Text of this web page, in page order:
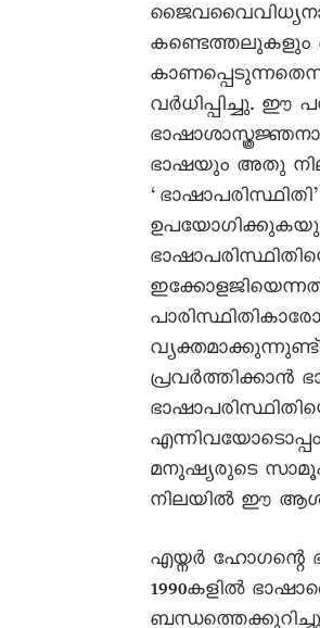
കണ്ടെത്തലുകളും
വർധിപ്പിച്ചു. ഈ
ഭാഷയും അതു
പ്രവർത്തിക്കാൻ
മനുഷ്യരുടെ
നിലയിൽ ഈ
എയ്നർ ഹോഗന്റെ
1990കളിൽ